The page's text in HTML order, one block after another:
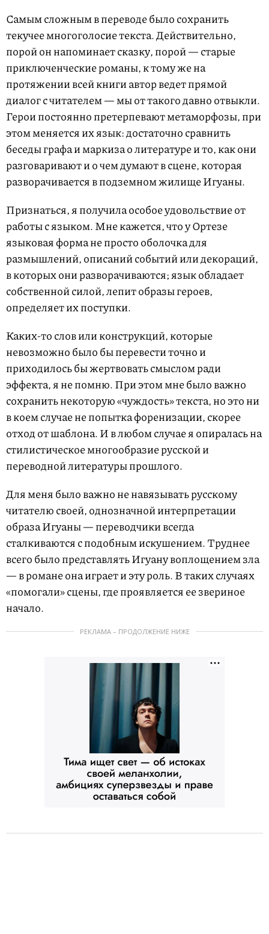
Самым сложным в переводе было сохранить
текучее многоголосие текста. Действительно,
порой он напоминает сказку, порой — старые
приключенческие романы, к тому же на
протяжении всей книги автор ведет прямой
диалог с читателем — мы от такого давно отвыкли.
Герои постоянно претерпевают метаморфозы, при
этом меняется их язык: достаточно сравнить
беседы графа и маркиза о литературе и то, как они
разговаривают и о чем думают в сцене, которая
разворачивается в подземном жилище Игуаны.
Признаться, я получила особое удовольствие от
работы с языком. Мне кажется, что у Ортезе
языковая форма не просто оболочка для
размышлений, описаний событий или декораций,
в которых они разворачиваются; язык обладает
собственной силой, лепит образы героев,
определяет их поступки.
Каких-то слов или конструкций, которые
невозможно было бы перевести точно и
приходилось бы жертвовать смыслом ради
эффекта, я не помню. При этом мне было важно
сохранить некоторую «чуждость» текста, но это ни
в коем случае не попытка форенизации, скорее
отход от шаблона. И в любом случае я опиралась на
стилистическое многообразие русской и
переводной литературы прошлого.
Для меня было важно не навязывать русскому
читателю своей, однозначной интерпретации
образа Игуаны — переводчики всегда
сталкиваются с подобным искушением. Труднее
всего было представлять Игуану воплощением зла
— в романе она играет и эту роль. В таких случаях
«помогали» сцены, где проявляется ее звериное
начало.
РЕКЛАМА – ПРОДОЛЖЕНИЕ НИЖЕ